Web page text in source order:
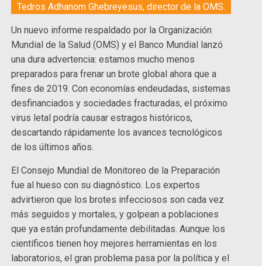
Tedros Adhanom Ghebreyesus, director de la OMS.
Un nuevo informe respaldado por la Organización
Mundial de la Salud (OMS) y el Banco Mundial lanzó
una dura advertencia: estamos mucho menos
preparados para frenar un brote global ahora que a
fines de 2019. Con economías endeudadas, sistemas
desfinanciados y sociedades fracturadas, el próximo
virus letal podría causar estragos históricos,
descartando rápidamente los avances tecnológicos
de los últimos años.
El Consejo Mundial de Monitoreo de la Preparación
fue al hueso con su diagnóstico. Los expertos
advirtieron que los brotes infecciosos son cada vez
más seguidos y mortales, y golpean a poblaciones
que ya están profundamente debilitadas. Aunque los
científicos tienen hoy mejores herramientas en los
laboratorios, el gran problema pasa por la política y el